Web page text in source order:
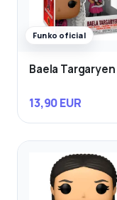
Funko oficial
Baela Targaryen
13,90 EUR